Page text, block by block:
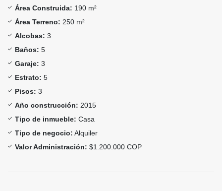
Área Construida: 190 m²
Área Terreno: 250 m²
Alcobas: 3
Baños: 5
Garaje: 3
Estrato: 5
Pisos: 3
Año construcción: 2015
Tipo de inmueble: Casa
Tipo de negocio: Alquiler
Valor Administración: $1.200.000 COP